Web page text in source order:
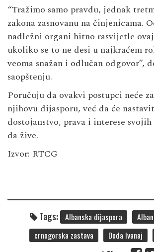
“Tražimo samo pravdu, jednak
zakona zasnovanu na činjenicama.
nadležni organi hitno rasvijetle
ukoliko se to ne desi u najkraćem
veoma snažan i odlučan odgovor”,
saopštenju.
Poručuju da ovakvi postupci neće
njihovu dijasporu, već da će
dostojanstvo, prava i interese
da žive.
Izvor: RTCG
Tags: Albanska dijaspora
crnogorska zastava
Doda Ivanaj